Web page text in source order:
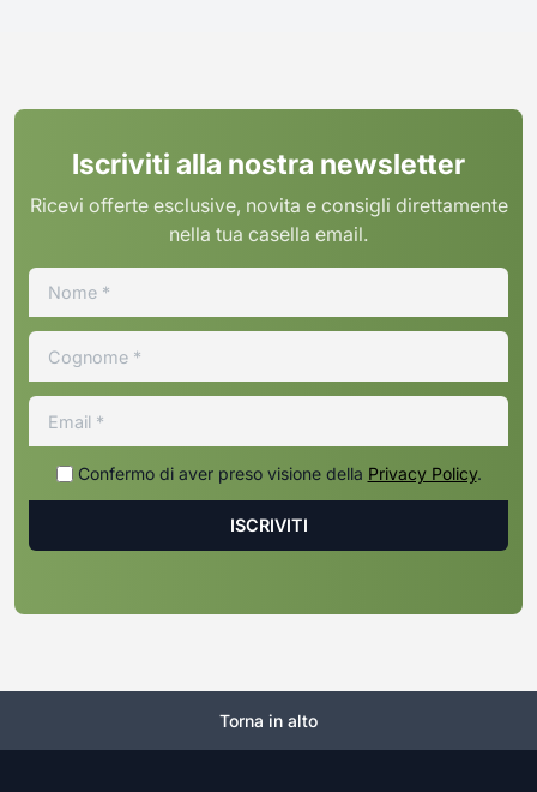
Iscriviti alla nostra newsletter
Ricevi offerte esclusive, novita e consigli direttamente
nella tua casella email.
Confermo di aver preso visione della Privacy Policy.
Torna in alto